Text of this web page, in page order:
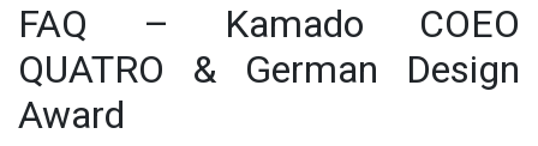
FAQ – Kamado COEO
QUATRO & German Design
Award